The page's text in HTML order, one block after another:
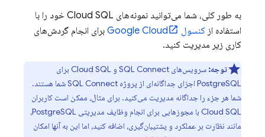
به طور کلی، شما می‌توانید نمونه‌های Cloud SQL خود را با
استفاده از کنسول Google Cloud برای انجام گردش‌های
کاری زیر مدیریت کنید.
توجه: سرویس‌هایSQL Connect وCloud SQL برای
PostgreSQL اجزای جداگانه‌ای از پروژه
SQL Connectشما هستند.
شما هر جزء را جداگانه مدیریت می‌کنید. برای مثال، ممکن است کاربران
Cloud SQL
با مجوزهایی برای انجام وظایف مدیریتی PostgreSQL،
مانند نظارت بر عملکرد و پشتیبان‌گیری، اضافه کنید، اما این به آنها امکان